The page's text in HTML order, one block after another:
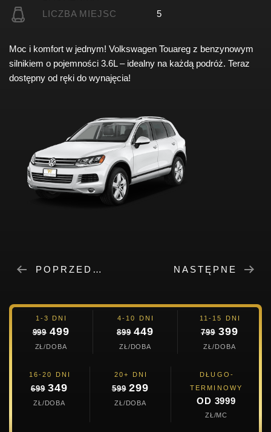
LICZBA MIEJSC 5
Moc i komfort w jednym! Volkswagen Touareg z benzynowym
silnikiem o pojemności 3.6L – idealny na każdą podróż. Teraz
dostępny od ręki do wynajęcia!
POPRZEDNIE NASTĘPNE
1-3 DNI
999 499
ZŁ/DOBA
4-10 DNI
899 449
ZŁ/DOBA
11-15 DNI
799 399
ZŁ/DOBA
16-20 DNI
699 349
ZŁ/DOBA
20+ DNI
599 299
ZŁ/DOBA
DŁUGO-
TERMINOWY
OD 3999
ZŁ/MC